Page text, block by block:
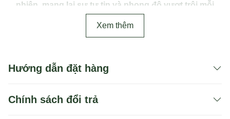
nhiên, mang lại sự tự tin và phong độ vượt trội mỗi
Xem thêm
Hướng dẫn đặt hàng
Chính sách đổi trả